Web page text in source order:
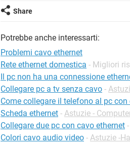
Ho provato varie cose, leggendo un
chiudere e riaccendere il modem.
automaticamente indirizzo ip".
Ho provato ad andare nei prompt
che si trovano in rete suggertiti per
Ho provato ad abilitare/disabilitare
Ma nulla..
Alcune stranezze riscontrate, che
non ho protocolli di rete da poter
la rete di casa (alla quale tutti
lo stesso cavo) è come non
il rilevamento dei problemi mi
Share
Potrebbe anche interessarti:
Problemi cavo ethernet
Rete ethernet domestica - Migliori
Il pc non ha una connessione
Collegare pc a tv senza cavo -
Come collegare il telefono al pc con
Scheda ethernet - Astuzie -
Collegare due pc con cavo ethernet -
Colori cavo audio video - Astuzie -